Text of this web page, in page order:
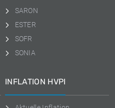
SARON
ESTER
SOFR
SONIA
INFLATION HVPI